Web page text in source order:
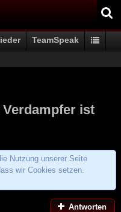
TeamSpeak
ist
Nutzung unserer Seite
wir Cookies setzen.
Antworten